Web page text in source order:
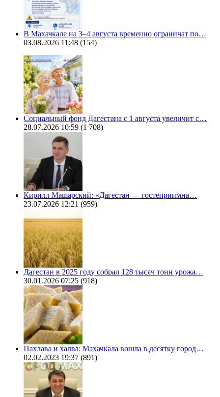
В Махачкале на 3–4 августа временно ограничат по…
03.08.2026 11:48 (154)
Социальный фонд Дагестана с 1 августа увеличит с…
28.07.2026 10:59 (1 708)
Кирилл Машарский: «Дагестан — гостеприимна…
23.07.2026 12:21 (959)
Дагестан в 2025 году собрал 128 тысяч тонн урожа…
30.01.2026 07:25 (918)
Пахлава и халва: Махачкала вошла в десятку город…
02.02.2023 19:37 (891)